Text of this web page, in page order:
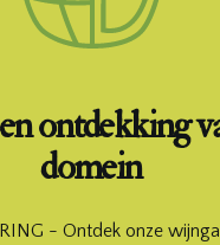
ontdekking
domein
- Ontdek onze